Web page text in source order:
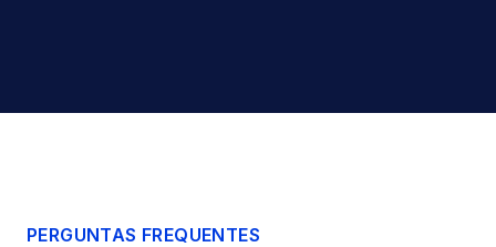
PERGUNTAS FREQUENTES